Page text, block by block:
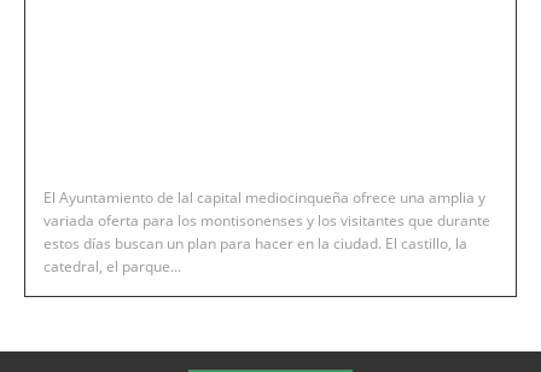
El Ayuntamiento de lal capital mediocinqueña ofrece una amplia y
variada oferta para los montisonenses y los visitantes que durante
estos días buscan un plan para hacer en la ciudad. El castillo, la
catedral, el parque...